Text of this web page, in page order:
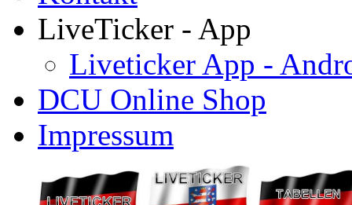
LiveTicker - App
Liveticker App -
DCU Online Shop
Impressum